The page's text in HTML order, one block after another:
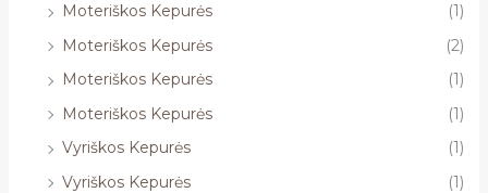
Moteriškos Kepurės
(1)
Moteriškos Kepurės
(2)
Moteriškos Kepurės
(1)
Moteriškos Kepurės
(1)
Vyriškos Kepurės
(1)
Vyriškos Kepurės
(1)